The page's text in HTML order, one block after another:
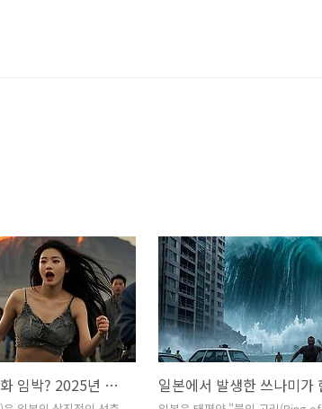
후지산 대분화 임박? 2025년 폭발 가능성 및 징조 총정리